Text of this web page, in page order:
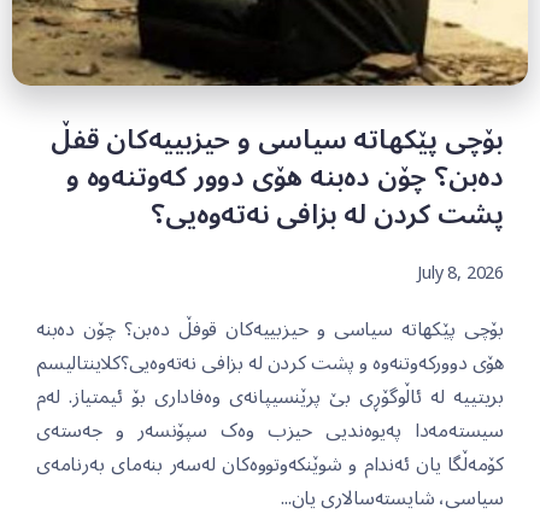
بۆچی پێکهاتە سیاسی و حیزبییەکان قفڵ
دەبن؟ چۆن دەبنە هۆی دوور کەوتنەوە و
پشت کردن لە بزافی نەتەوەیی؟
July 8, 2026
بۆچی پێکهاتە سیاسی و حیزبییەکان قوفڵ دەبن؟ چۆن دەبنە
هۆی دوورکەوتنەوە و پشت کردن لە بزافی نەتەوەیی؟کلاینتالیسم
بریتییە لە ئاڵوگۆڕی بێ پرێنسیپانەی وەفاداری بۆ ئیمتیاز. لەم
سیستەمەدا پەیوەندیی حیزب وەک سپۆنسەر و جەستەی
کۆمەڵگا یان ئەندام و شوێنکەوتووەکان لەسەر بنەمای بەرنامەی
سیاسی، شایستەسالاری یان...